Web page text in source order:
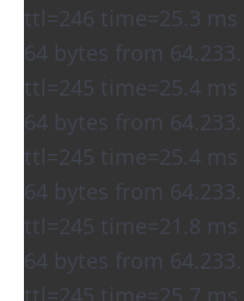
ttl=246 time=25.3 ms
64 bytes from
ttl=245 time=25.4 ms
64 bytes from
ttl=245 time=25.4 ms
64 bytes from
ttl=245 time=21.8 ms
64 bytes from